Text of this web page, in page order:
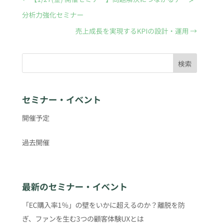
分析力強化セミナー
売上成長を実現するKPIの設計・運用 →
検索
セミナー・イベント
開催予定
過去開催
最新のセミナー・イベント
「EC購入率1％」の壁をいかに超えるのか？離脱を防
ぎ、ファンを生む3つの顧客体験UXとは